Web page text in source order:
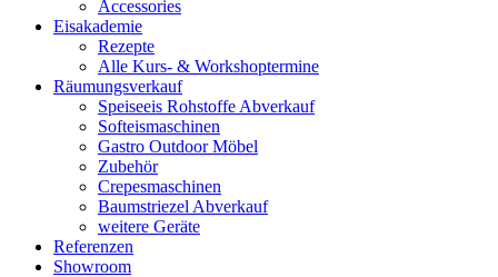
Accessories
Eisakademie
Rezepte
Alle Kurs- & Workshoptermine
Räumungsverkauf
Speiseeis Rohstoffe Abverkauf
Softeismaschinen
Gastro Outdoor Möbel
Zubehör
Crepesmaschinen
Baumstriezel Abverkauf
weitere Geräte
Referenzen
Showroom